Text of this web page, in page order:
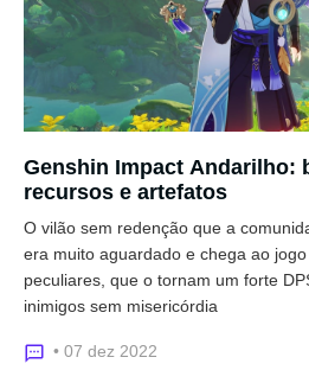
Genshin Impact Andarilho:
recursos e artefatos
O vilão sem redenção que a
era muito aguardado e chega ao
peculiares, que o tornam um forte
inimigos sem misericórdia
• 07 dez 2022